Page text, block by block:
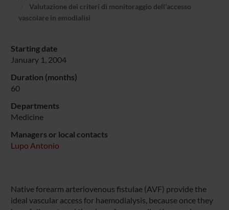
Valutazione dei criteri di monitoraggio dell'accesso
vascolare in emodialisi
Starting date
January 1, 2004
Duration (months)
60
Departments
Medicine
Managers or local contacts
Lupo Antonio
Native forearm arteriovenous fistulae (AVF) provide the
ideal vascular access for haemodialysis, because once they